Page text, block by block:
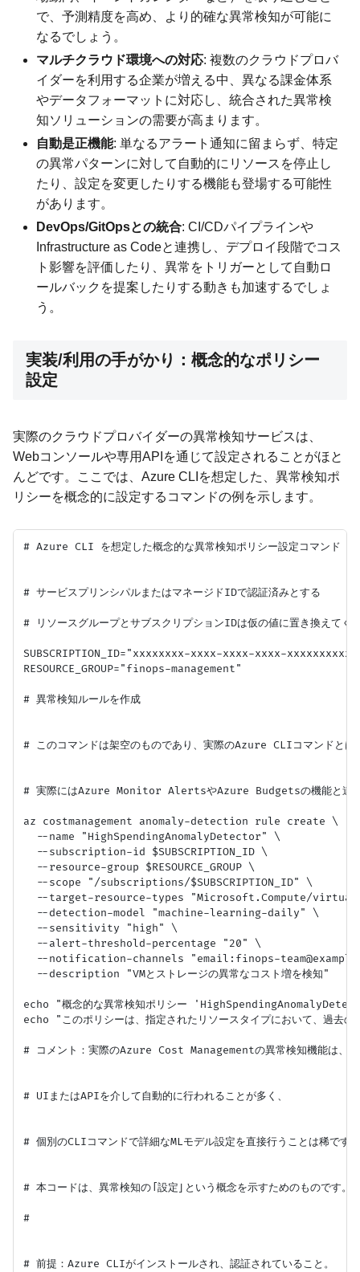
で、予測精度を高め、より的確な異常検知が可能に
なるでしょう。
マルチクラウド環境への対応: 複数のクラウドプロバ
イダーを利用する企業が増える中、異なる課金体系
やデータフォーマットに対応し、統合された異常検
知ソリューションの需要が高まります。
自動是正機能: 単なるアラート通知に留まらず、特定
の異常パターンに対して自動的にリソースを停止し
たり、設定を変更したりする機能も登場する可能性
があります。
DevOps/GitOpsとの統合: CI/CDパイプラインや
Infrastructure as Codeと連携し、デプロイ段階でコス
ト影響を評価したり、異常をトリガーとして自動ロ
ールバックを提案したりする動きも加速するでしょ
う。
実装/利用の手がかり：概念的なポリシー
設定
実際のクラウドプロバイダーの異常検知サービスは、
Webコンソールや専用APIを通じて設定されることがほと
んどです。ここでは、Azure CLIを想定した、異常検知ポ
リシーを概念的に設定するコマンドの例を示します。
# Azure CLI を想定した概念的な異常検知ポリシー設定コマンド
# サービスプリンシパルまたはマネージドIDで認証済みとする
# リソースグループとサブスクリプションIDは仮の値に置き換えてく
SUBSCRIPTION_ID="xxxxxxxx-xxxx-xxxx-xxxx-
RESOURCE_GROUP="finops-management"
# 異常検知ルールを作成
# このコマンドは架空のものであり、実際のAzure CLIコマンドとは
# 実際にはAzure Monitor AlertsやAzure Budgetsの機能と連携
az costmanagement anomaly-detection rule create \
  --name "HighSpendingAnomalyDetector" \
  --subscription-id $SUBSCRIPTION_ID \
  --resource-group $RESOURCE_GROUP \
  --scope "/subscriptions/$SUBSCRIPTION_ID" \
--target-resource-types "Microsoft.Compute/
  --detection-model "machine-learning-daily" \
  --sensitivity "high" \
  --alert-threshold-percentage "20" \
--notification-channels "email:finops-
  --description "VMとストレージの異常なコスト増を検知"
echo "概念的な異常検知ポリシー
echo "このポリシーは、指定されたリソースタイプにおいて、過去の
# コメント：実際のAzure Cost Managementの異常検知機能は、
# UIまたはAPIを介して自動的に行われることが多く、
# 個別のCLIコマンドで詳細なMLモデル設定を直接行うことは稀です。
# 本コードは、異常検知の「設定」という概念を示すためのものです。
#
# 前提：Azure CLIがインストールされ、認証されていること。